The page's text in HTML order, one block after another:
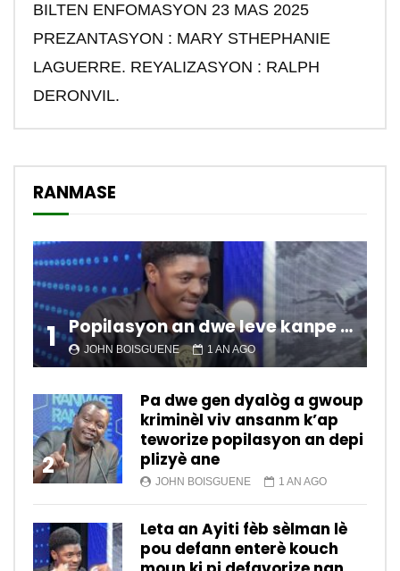
BILTEN ENFOMASYON 23 MAS 2025
PREZANTASYON : MARY STHEPHANIE
LAGUERRE. REYALIZASYON : RALPH
DERONVIL.
RANMASE
1 Popilasyon an dwe leve kanpe pou chanje sitiyasyon kawotik l’ap viv nan peyi a.
JOHN BOISGUENE 1 AN AGO
2
Pa dwe gen dyalòg a gwoup
kriminèl viv ansanm k’ap
teworize popilasyon an depi
plizyè ane
JOHN BOISGUENE 1 AN AGO
Leta an Ayiti fèb sèlman lè
pou defann enterè kouch